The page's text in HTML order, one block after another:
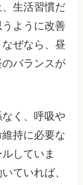
生活習慣だ
ように改善
ぜなら、昼
バランスが
く、呼吸や
持に必要な
していま
ていれば、